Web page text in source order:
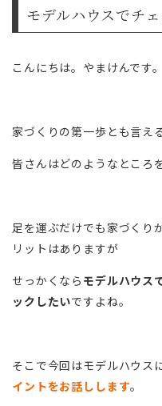
モデルハウスでチ
こんにちは。やまけんです。
家づくりの第一歩とも言える
皆さんはどのようなところ
足を運ぶだけでも家づくり
リットはありますが
せっかくなら モデルハウス
ックしたいですよね。
そこで今回はモデルハウス
イントをお話しします。